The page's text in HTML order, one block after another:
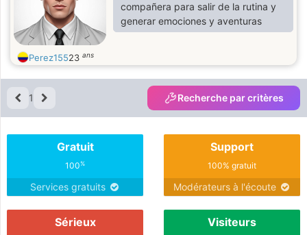
compañera para salir de la rutina y
generar emociones y aventuras
Perez15523 ans
1 Recherche par critères
Gratuit
100%
Services gratuits
Support
100% gratuit
Modérateurs à l'écoute
Sérieux Visiteurs